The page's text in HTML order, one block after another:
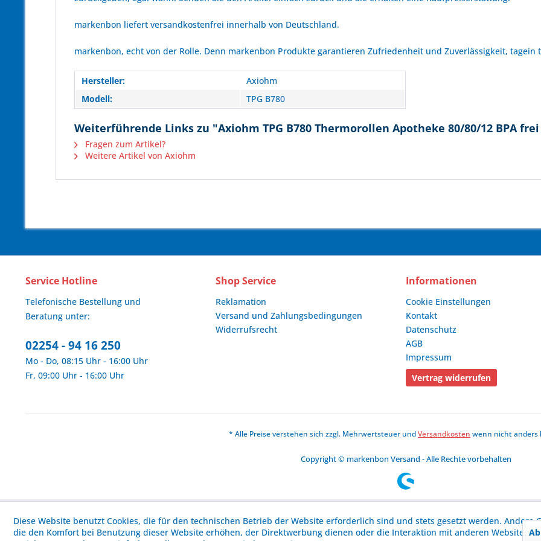
markenbon liefert versandkostenfrei innerhalb von Deutschland.
markenbon, echt von der Rolle. Denn markenbon Produkte garantieren Zufriedenheit und Zuverlässigkeit, tagein
Hersteller:
Axiohm
Modell:
TPG B780
Weiterführende Links zu "Axiohm TPG B780 Thermorollen Apotheke 80/80/12 BPA
Fragen zum Artikel?
Weitere Artikel von Axiohm
Service Hotline
Telefonische Bestellung und
Beratung unter:
02254 - 94 16 250
Mo - Do, 08:15 Uhr - 16:00 Uhr
Fr, 09:00 Uhr - 16:00 Uhr
Shop Service
Reklamation
Versand und Zahlungsbedingungen
Widerrufsrecht
Informationen
Cookie Einstellungen
Kontakt
Datenschutz
AGB
Impressum
Vertrag widerrufen
* Alle Preise verstehen sich zzgl. Mehrwertsteuer undVersandkosten wenn nicht anders
Copyright © markenbon Versand - Alle Rechte vorbehalten
Diese Website benutzt Cookies, die für den technischen Betrieb der Website erforderlich sind und stets gesetzt werden. Andere
die den Komfort bei Benutzung dieser Website erhöhen, der Direktwerbung dienen oder die Interaktion mit anderen Websites